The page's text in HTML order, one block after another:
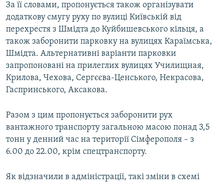
За її словами, пропонується також організувати
додаткову смугу руху по вулиці Київській від
перехрестя з Шмідта до Куйбишевського кільця, а
також заборонити парковку на вулицях Караїмська,
Шмідта. Альтернативні варіанти парковки
запропоновані на прилеглих вулицях Училищная,
Крилова, Чехова, Сергєєва-Ценського, Некрасова,
Гаспринського, Аксакова.
Разом з цим пропонується заборонити рух
вантажного транспорту загальною масою понад 3,5
тонн у денний час на території Сімферополя – з
6.00 до 22.00, крім спецтранспорту.
Як відзначили в адміністрації, такі зміни в схемі